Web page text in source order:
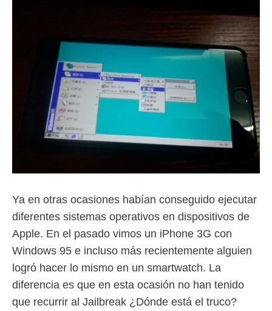
Ya en otras ocasiones habían conseguido ejecutar
diferentes sistemas operativos en dispositivos de
Apple. En el pasado vimos un iPhone 3G con
Windows 95 e incluso más recientemente alguien
logró hacer lo mismo en un smartwatch. La
diferencia es que en esta ocasión no han tenido
que recurrir al Jailbreak ¿Dónde está el truco?